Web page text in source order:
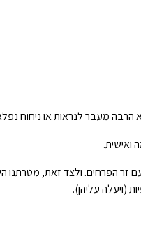
הרבה מעבר לנראות או ניחוח
ואישית.
הפרחים. ולצד זאת, מטרתנו
(ויעלה עליהן).